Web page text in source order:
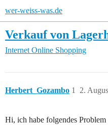
wer-weiss-was.de
Verkauf von
Internet Online Shopping
Herbert_Gozambo 2.
1
Hi, ich habe folgendes Problem